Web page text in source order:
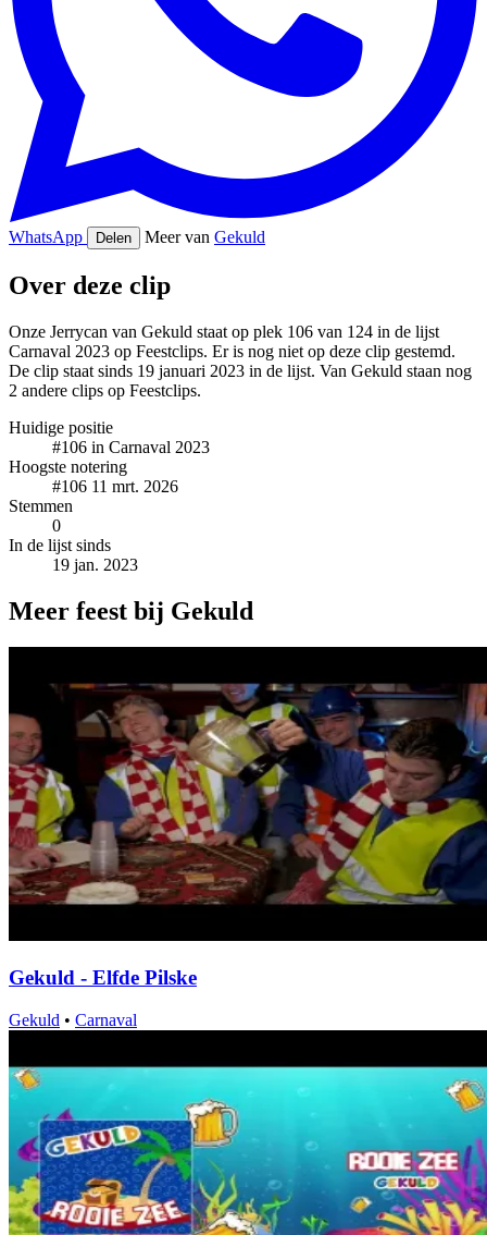
WhatsApp Delen Meer van Gekuld
Over deze clip
Onze Jerrycan van Gekuld staat op plek 106 van 124 in de lijst
Carnaval 2023 op Feestclips. Er is nog niet op deze clip gestemd.
De clip staat sinds 19 januari 2023 in de lijst. Van Gekuld staan nog
2 andere clips op Feestclips.
Huidige positie
#106 in Carnaval 2023
Hoogste notering
#106 11 mrt. 2026
Stemmen
0
In de lijst sinds
19 jan. 2023
Meer feest bij Gekuld
Gekuld - Elfde Pilske
Gekuld • Carnaval